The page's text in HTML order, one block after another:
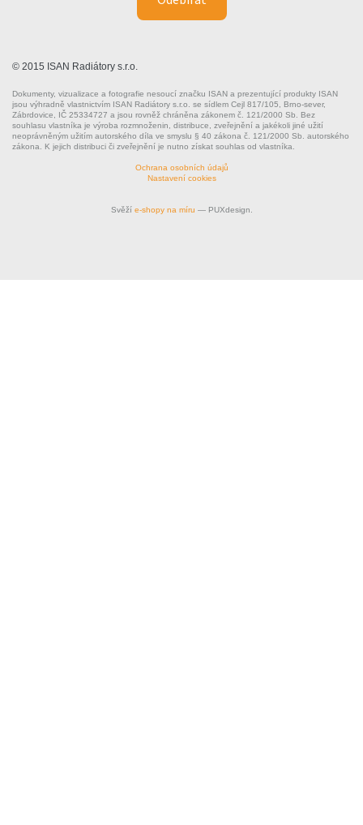
© 2015 ISAN Radiátory s.r.o.
Dokumenty, vizualizace a fotografie nesoucí značku ISAN a prezentující produkty ISAN
jsou výhradně vlastnictvím ISAN Radiátory s.r.o. se sídlem Cejl 817/105, Brno-sever,
Zábrdovice, IČ 25334727 a jsou rovněž chráněna zákonem č. 121/2000 Sb. Bez
souhlasu vlastníka je výroba rozmnoženin, distribuce, zveřejnění a jakékoli jiné užití
neoprávněným užitím autorského díla ve smyslu § 40 zákona č. 121/2000 Sb. autorského
zákona. K jejich distribuci či zveřejnění je nutno získat souhlas od vlastníka.
Ochrana osobních údajů
Nastavení cookies
Svěží e-shopy na míru — PUXdesign.